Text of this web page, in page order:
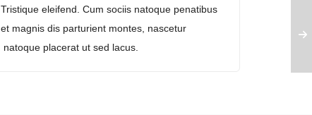
Tristique eleifend. Cum sociis natoque penatibus
et magnis dis parturient montes, nascetur
natoque placerat ut sed lacus.